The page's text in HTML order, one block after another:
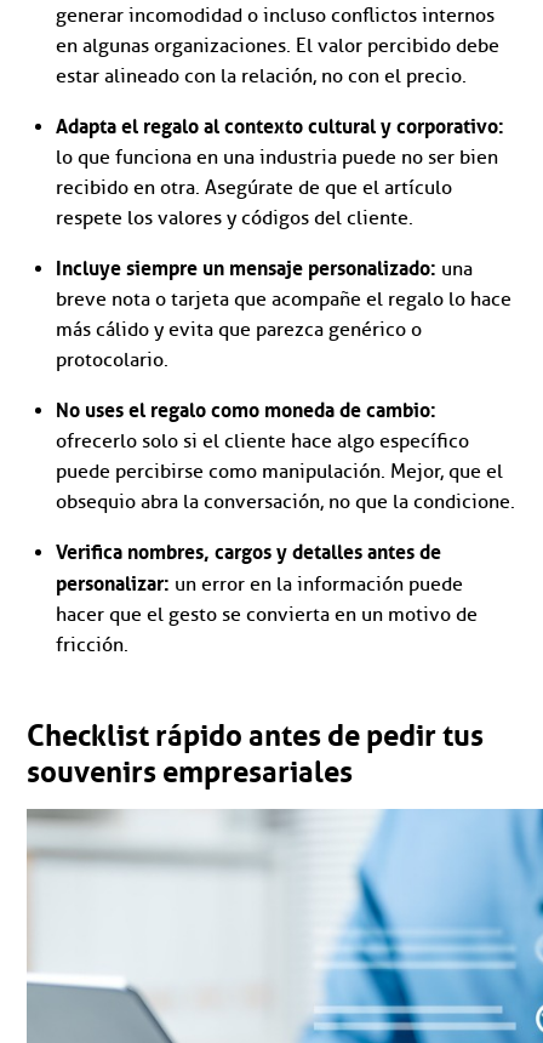
generar incomodidad o incluso conflictos internos
en algunas organizaciones. El valor percibido debe
estar alineado con la relación, no con el precio.
Adapta el regalo al contexto cultural y corporativo:
lo que funciona en una industria puede no ser bien
recibido en otra. Asegúrate de que el artículo
respete los valores y códigos del cliente.
Incluye siempre un mensaje personalizado: una
breve nota o tarjeta que acompañe el regalo lo hace
más cálido y evita que parezca genérico o
protocolario.
No uses el regalo como moneda de cambio:
ofrecerlo solo si el cliente hace algo específico
puede percibirse como manipulación. Mejor, que el
obsequio abra la conversación, no que la condicione.
Verifica nombres, cargos y detalles antes de
personalizar: un error en la información puede
hacer que el gesto se convierta en un motivo de
fricción.
Checklist rápido antes de pedir tus
souvenirs empresariales